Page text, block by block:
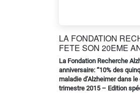
LA FONDATION
FETE SON 20EME
La Fondation Recherche
anniversaire: “10% des
maladie d’Alzheimer dans
trimestre 2015 – Edition